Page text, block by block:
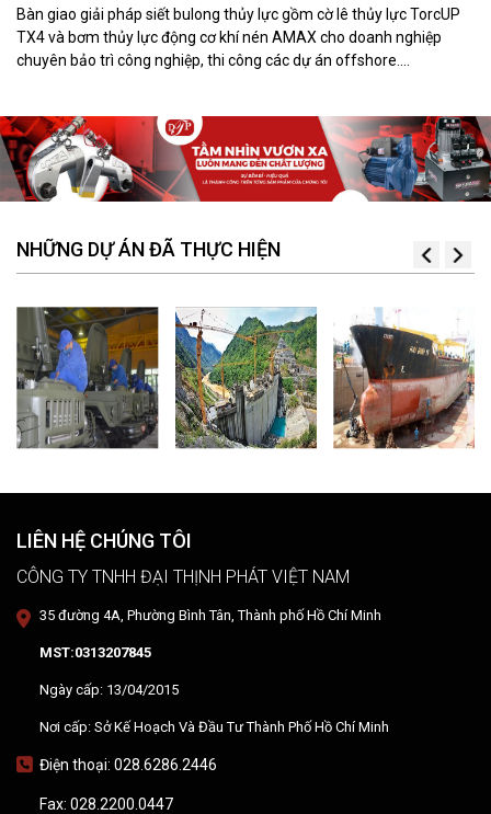
Bàn giao giải pháp siết bulong thủy lực gồm cờ lê thủy lực TorcUP
TX4 và bơm thủy lực động cơ khí nén AMAX cho doanh nghiệp
chuyên bảo trì công nghiệp, thi công các dự án offshore.
NHỮNG DỰ ÁN ĐÃ THỰC HIỆN
LIÊN HỆ CHÚNG TÔI
CÔNG TY TNHH ĐẠI THỊNH PHÁT VIỆT NAM
35 đường 4A, Phường Bình Tân, Thành phố Hồ Chí Minh
MST:0313207845
Ngày cấp: 13/04/2015
Nơi cấp: Sở Kế Hoạch Và Đầu Tư Thành Phố Hồ Chí Minh
Điện thoại: 028.6286.2446
Fax: 028.2200.0447